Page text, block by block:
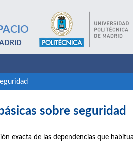
sobre seguridad
exacta de las dependencias que